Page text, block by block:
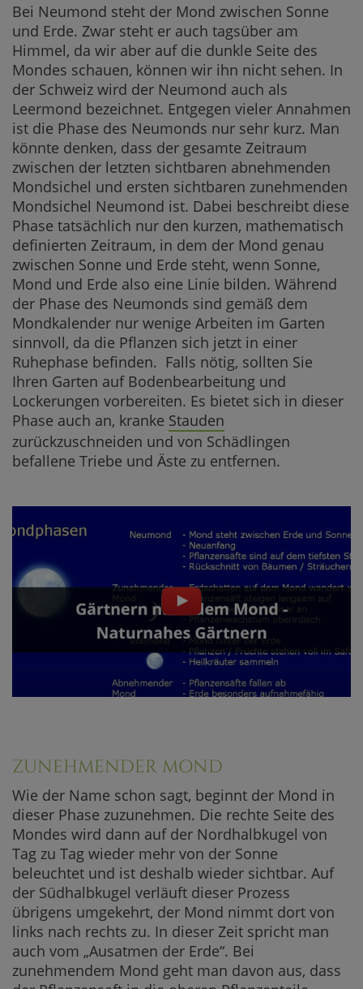
Bei Neumond steht der Mond zwischen Sonne
und Erde. Zwar steht er auch tagsüber am
Himmel, da wir aber auf die dunkle Seite des
Mondes schauen, können wir ihn nicht sehen. In
der Schweiz wird der Neumond auch als
Leermond bezeichnet. Entgegen vieler Annahmen
ist die Phase des Neumonds nur sehr kurz. Man
könnte denken, dass der gesamte Zeitraum
zwischen der letzten sichtbaren abnehmenden
Mondsichel und ersten sichtbaren zunehmenden
Mondsichel Neumond ist. Dabei beschreibt diese
Phase tatsächlich nur den kurzen, mathematisch
definierten Zeitraum, in dem der Mond genau
zwischen Sonne und Erde steht, wenn Sonne,
Mond und Erde also eine Linie bilden. Während
der Phase des Neumonds sind gemäß dem
Mondkalender nur wenige Arbeiten im Garten
sinnvoll, da die Pflanzen sich jetzt in einer
Ruhephase befinden. Falls nötig, sollten Sie
Ihren Garten auf Bodenbearbeitung und
Lockerungen vorbereiten. Es bietet sich in dieser
Phase auch an, kranke Stauden
zurückzuschneiden und von Schädlingen
befallene Triebe und Äste zu entfernen.
ZUNEHMENDER MOND
Wie der Name schon sagt, beginnt der Mond in
dieser Phase zuzunehmen. Die rechte Seite des
Mondes wird dann auf der Nordhalbkugel von
Tag zu Tag wieder mehr von der Sonne
beleuchtet und ist deshalb wieder sichtbar. Auf
der Südhalbkugel verläuft dieser Prozess
übrigens umgekehrt, der Mond nimmt dort von
links nach rechts zu. In dieser Zeit spricht man
auch vom „Ausatmen der Erde“. Bei
zunehmendem Mond geht man davon aus, dass